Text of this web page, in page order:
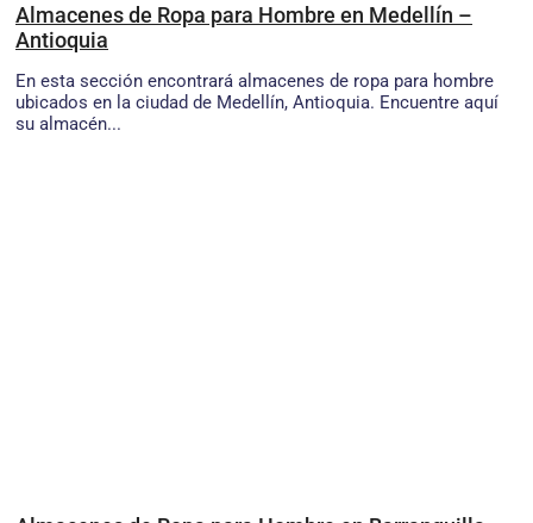
Almacenes de Ropa para Hombre en Medellín –
Antioquia
En esta sección encontrará almacenes de ropa para hombre
ubicados en la ciudad de Medellín, Antioquia. Encuentre aquí
su almacén...